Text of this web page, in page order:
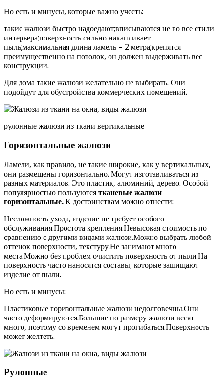
Но есть и минусы, которые важно учесть:
такие жалюзи быстро надоедают;вписываются не во все стили
интерьера;поверхность сильно накапливает
пыль;максимальная длина ламель – 2 метра;крепятся
преимущественно на потолок, он должен выдерживать вес
конструкции.
Для дома такие жалюзи желательно не выбирать. Они
подойдут для обустройства коммерческих помещений.
рулонные жалюзи из ткани вертикальные
Горизонтальные жалюзи
Ламели, как правило, не такие широкие, как у вертикальных,
они размещены горизонтально. Могут изготавливаться из
разных материалов. Это пластик, алюминий, дерево. Особой
популярностью пользуются тканевые жалюзи
горизонтальные. К достоинствам можно отнести:
Несложность ухода, изделие не требует особого
обслуживания.Простота крепления.Невысокая стоимость по
сравнению с другими видами жалюзи.Можно выбрать любой
оттенок поверхности, текстуру.Не занимают много
места.Можно без проблем очистить поверхность от пыли.На
поверхность часто наносятся составы, которые защищают
изделие от пыли.
Но есть и минусы:
Пластиковые горизонтальные жалюзи недолговечны.Они
часто деформируются.Большие по размеру жалюзи весят
много, поэтому со временем могут прогибаться.Поверхность
может желтеть.
Рулонные